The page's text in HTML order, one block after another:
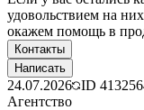
удовольствием на
окажем помощь в
Контакты
Написать
24.07.2026 ID
Агентство